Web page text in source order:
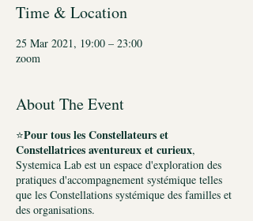
Time & Location
25 Mar 2021, 19:00 – 23:00
zoom
About The Event
⭐️Pour tous les Constellateurs et
Constellatrices aventureux et curieux,
Systemica Lab est un espace d'exploration des
pratiques d'accompagnement systémique telles
que les Constellations systémique des familles et
des organisations.